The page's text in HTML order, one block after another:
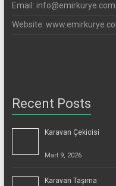
Email: info@emirkurye.com
Website:
Recent Posts
Karavan Çekicisi
Mart 9, 2026
Karavan Taşıma